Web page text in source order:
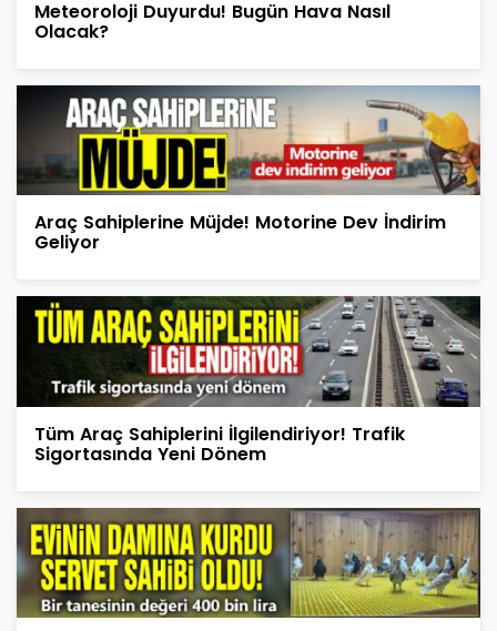
Meteoroloji Duyurdu! Bugün Hava Nasıl
Olacak?
Araç Sahiplerine Müjde! Motorine Dev İndirim
Geliyor
Tüm Araç Sahiplerini İlgilendiriyor! Trafik
Sigortasında Yeni Dönem